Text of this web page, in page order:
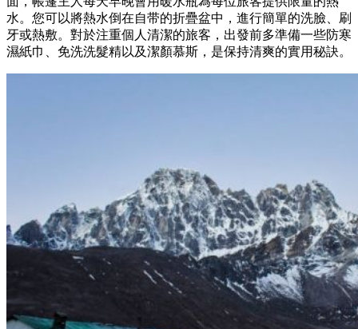
水。您可以將熱水倒在自带的折疊盆中，進行簡單的洗臉、刷
牙或熱敷。對於注重個人清潔的旅客，出發前多準備一些防寒
濕紙巾、免洗洗髮精以及潔顏慕斯，是保持清爽的實用秘訣。